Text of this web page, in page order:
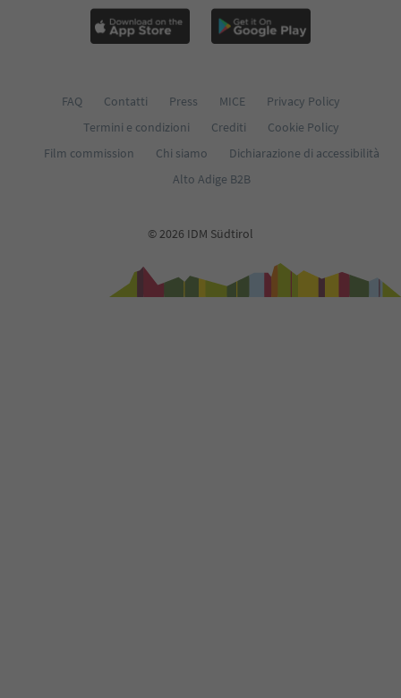
FAQ Contatti Press MICE
Privacy Policy
Termini e condizioni
Crediti
Cookie Policy
Film commission
Chi siamo
Dichiarazione di accessibilità
Alto Adige B2B
© 2026 IDM Südtirol